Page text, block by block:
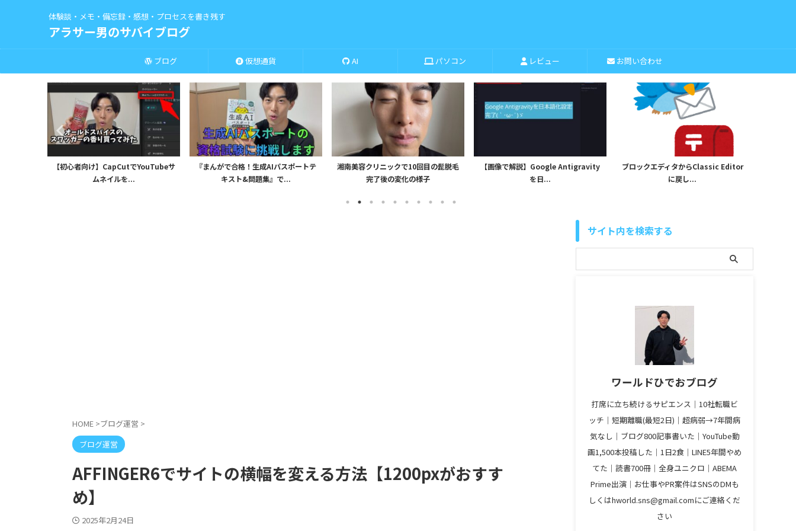
体験談・メモ・備忘録・感想・プロセスを書き残す
アラサー男のサバイブログ
ブログ 仮想通貨 AI パソコン レビュー お問い合わせ
【初心者向け】CapCutでYouTubeサ
ムネイルを...
『まんがで合格！生成AIパスポートテ
キスト&問題集』で...
湘南美容クリニックで10回目の髭脱毛
完了後の変化の様子
【画像で解説】Google Antigravity
ブロックエディタからClassic Editor
に戻し...
『彼らが成功す
HOME >ブログ運営 >
ブログ運営
AFFINGER6でサイトの横幅を変える方法【1200pxがおすす
め】
2025年2月24日
サイト内を検索する
ワールドひでおブログ
打席に立ち続けるサピエンス│10社転職ビ
ッチ│短期離職(最短2日)│超病弱→7年間病
気なし│ブログ800記事書いた│YouTube動
画1,500本投稿した│1日2食│LINE5年間やめ
てた│読書700冊│全身ユニクロ│ABEMA
Prime出演│お仕事やPR案件はSNSのDMも
しくはhworld.sns@gmail.comにご連絡くだ
さい